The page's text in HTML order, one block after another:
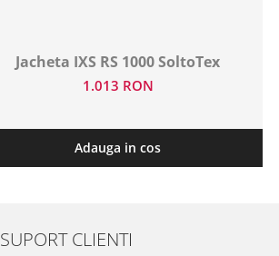
Jacheta IXS RS 1000 SoltoTex
1.013 RON
Adauga in cos
SUPORT CLIENTI